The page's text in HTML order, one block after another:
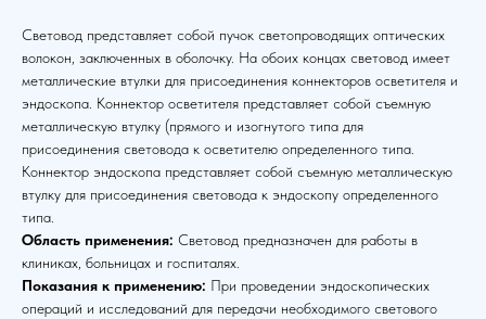
Световод представляет собой пучок светопроводящих оптических
волокон, заключенных в оболочку. На обоих концах световод имеет
металлические втулки для присоединения коннекторов осветителя и
эндоскопа. Коннектор осветителя представляет собой съемную
металлическую втулку (прямого и изогнутого типа для
присоединения световода к осветителю определенного типа.
Коннектор эндоскопа представляет собой съемную металлическую
втулку для присоединения световода к эндоскопу определенного
типа.
Область применения: Световод предназначен для работы в
клиниках, больницах и госпиталях.
Показания к применению: При проведении эндоскопических
операций и исследований для передачи необходимого светового